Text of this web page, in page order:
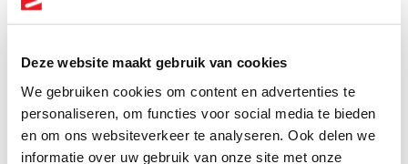
Deze website maakt gebruik van cookies
We gebruiken cookies om content en advertenties te
personaliseren, om functies voor social media te bieden
en om ons websiteverkeer te analyseren. Ook delen we
informatie over uw gebruik van onze site met onze
noodverordeningen. De noodverordening is als
zoals anderhalve meter afstand houden, verbod
op evenementen, etc. Zeker onze handhavers
verzetten enorm veel werk om goed toezicht te
houden en mensen aan te spreken op het
naleven van de regels. Hoewel de coronacrisis